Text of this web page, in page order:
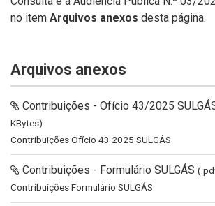
no item Arquivos anexos desta página.
Arquivos anexos
Contribuições - Ofício 43/2025
KBytes)
Contribuições Ofício 43 2025 SULGÁS
Contribuições - Formulário SULGÁS
Contribuições Formulário SULGÁS